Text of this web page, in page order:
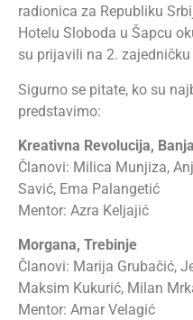
radionica za Republiku
Hotelu Sloboda u Šapcu
su prijavili na 2.
Sigurno se pitate, ko su
predstavimo:
Kreativna Revolucija,
Članovi: Milica Munjiza,
Savić, Ema Palangetić
Mentor: Azra Keljajić
Morgana, Trebinje
Članovi: Marija Grubačić,
Maksim Kukurić, Milan
Mentor: Amar Velagić